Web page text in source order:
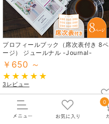
0
プロフィールブック（席次表付き 8ペ
ージ） ジュールナル -Journal-
￥650 ～
3レビュー